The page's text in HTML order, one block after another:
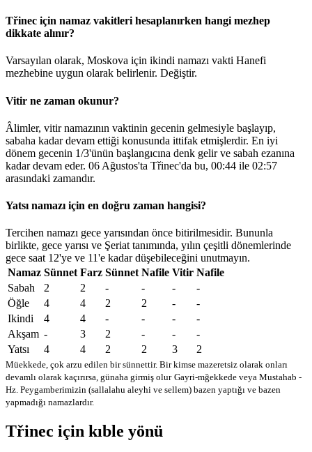
Třinec için namaz vakitleri hesaplanırken hangi mezhep
dikkate alınır?
Varsayılan olarak, Moskova için ikindi namazı vakti Hanefi
mezhebine uygun olarak belirlenir. Değiştir.
Vitir ne zaman okunur?
Âlimler, vitir namazının vaktinin gecenin gelmesiyle başlayıp,
sabaha kadar devam ettiği konusunda ittifak etmişlerdir. En iyi
dönem gecenin 1/3'ünün başlangıcına denk gelir ve sabah ezanına
kadar devam eder. 06 Ağustos'ta Třinec'da bu, 00:44 ile 02:57
arasındaki zamandır.
Yatsı namazı için en doğru zaman hangisi?
Tercihen namazı gece yarısından önce bitirilmesidir. Bununla
birlikte, gece yarısı ve Şeriat tanımında, yılın çeşitli dönemlerinde
gece saat 12'ye ve 11'e kadar düşebileceğini unutmayın.
Namaz Sünnet Farz Sünnet Nafile Vitir Nafile
Sabah
2 2 - - -
-
Öğle
4 4 2 2 -
-
Ikindi
4 4 - - -
-
Akşam - 3 2 - -
-
Yatsı
4 4 2 2 3 2
Müekkede, çok arzu edilen bir sünnettir. Bir kimse mazeretsiz olarak onları
devamlı olarak kaçırırsa, günaha girmiş olur Gayri-mğekkede veya Mustahab -
Hz. Peygamberimizin (sallalahu aleyhi ve sellem) bazen yaptığı ve bazen
yapmadığı namazlardır.
Třinec için kıble yönü